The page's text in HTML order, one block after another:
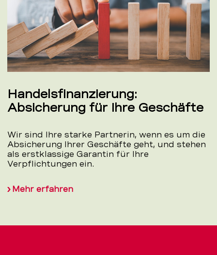
Handelsfinanzierung:
Absicherung für Ihre Geschäfte
Wir sind Ihre starke Partnerin, wenn es um die
Absicherung Ihrer Geschäfte geht, und stehen
als erstklassige Garantin für Ihre
Verpflichtungen ein.
Mehr erfahren